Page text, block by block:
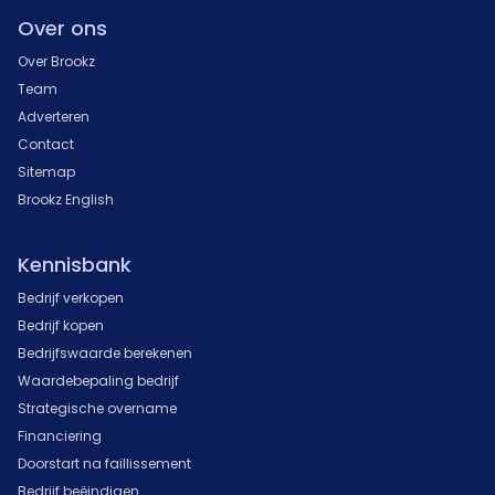
Over ons
Over Brookz
Team
Adverteren
Contact
Sitemap
Brookz English
Kennisbank
Bedrijf verkopen
Bedrijf kopen
Bedrijfswaarde berekenen
Waardebepaling bedrijf
Strategische overname
Financiering
Doorstart na faillissement